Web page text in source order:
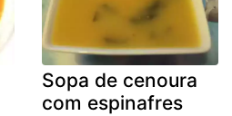
Sopa de cenoura
com espinafres